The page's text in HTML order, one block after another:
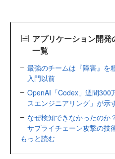
アプリケーション開
一覧
最強のチームは『障害』
入門以前
OpenAI「Codex」週間
スエンジニアリング」が示
なぜ検知できなかったのか
サプライチェーン攻撃の技
もっと読む